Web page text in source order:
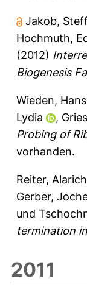
Jakob,
Hochmuth,
(2012)
Biogenesis
Wieden,
Lydia
,
Probing of
vorhanden.
Reiter, Alarich
Gerber,
und
termination
2011